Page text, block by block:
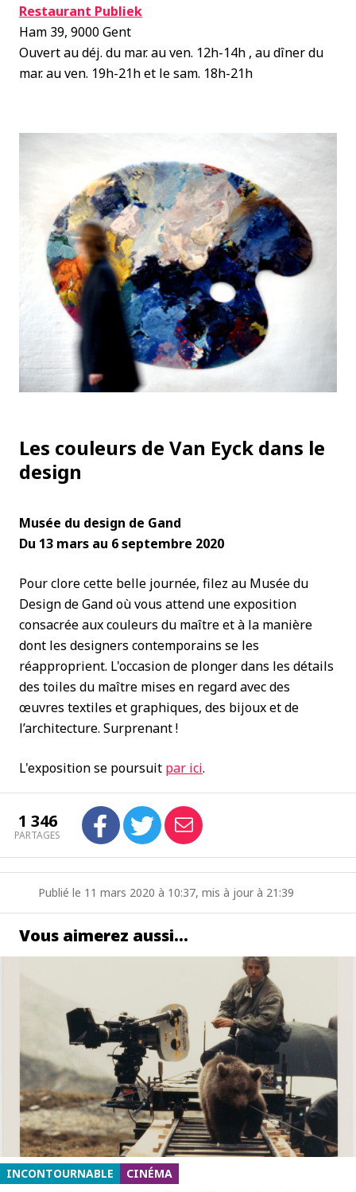
Restaurant Publiek
Ham 39, 9000 Gent
Ouvert au déj. du mar. au ven. 12h-14h , au dîner du
mar. au ven. 19h-21h et le sam. 18h-21h
Les couleurs de Van Eyck dans le
design
Musée du design de Gand
Du 13 mars au 6 septembre 2020
Pour clore cette belle journée, filez au Musée du
Design de Gand où vous attend une exposition
consacrée aux couleurs du maître et à la manière
dont les designers contemporains se les
réapproprient. L'occasion de plonger dans les détails
des toiles du maître mises en regard avec des
œuvres textiles et graphiques, des bijoux et de
l’architecture. Surprenant !
L'exposition se poursuit par ici.
1 346
PARTAGES
Publié le 11 mars 2020 à 10:37, mis à jour à 21:39
Vous aimerez aussi…
INCONTOURNABLE CINÉMA